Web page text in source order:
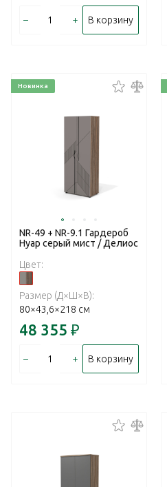
– + В корзину
Новинка
NR-49 + NR-9.1 Гардероб
Нуар серый мист / Делиос
Цвет:
Размер (Д×Ш×В):
80×43,6×218 см
48 355 ₽
– + В корзину